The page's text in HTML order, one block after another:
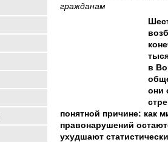
гражданам
в
они
понятной причине: как
правонарушений
ухудшают